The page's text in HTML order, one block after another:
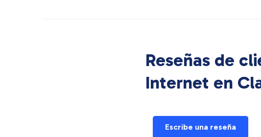
Reseñas de
Internet en
Escribe una reseña